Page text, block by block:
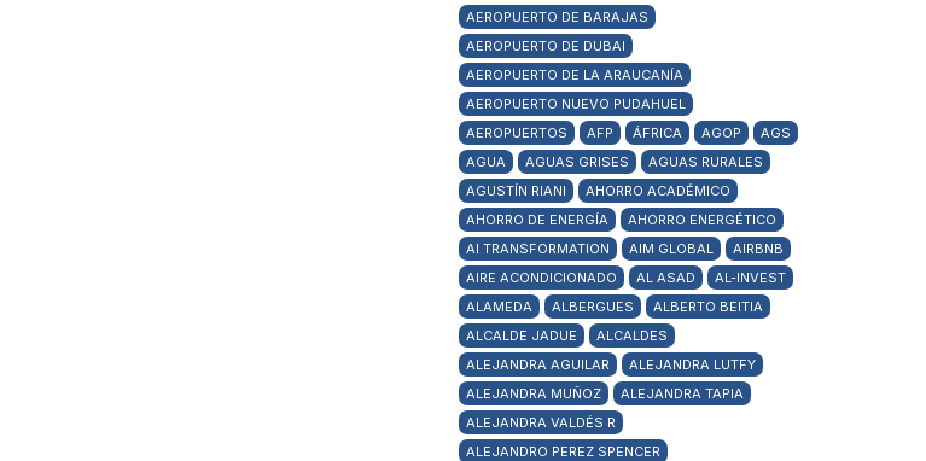
AEROPUERTO DE BARAJAS
AEROPUERTO DE DUBAI
AEROPUERTO DE LA ARAUCANÍA
AEROPUERTO NUEVO PUDAHUEL
AEROPUERTOS
AFP ÁFRICA AGOP
AGS
AGUA
AGUAS GRISES
AGUAS RURALES
AGUSTÍN RIANI
AHORRO ACADÉMICO
AHORRO DE ENERGÍA
AHORRO ENERGÉTICO
AI TRANSFORMATION
AIM GLOBAL
AIRBNB
AIRE ACONDICIONADO
AL ASAD
AL-INVEST
ALAMEDA
ALBERGUES
ALBERTO BEITIA
ALCALDE JADUE
ALCALDES
ALEJANDRA AGUILAR
ALEJANDRA LUTFY
ALEJANDRA MUÑOZ
ALEJANDRA TAPIA
ALEJANDRA VALDÉS R
ALEJANDRO PEREZ SPENCER